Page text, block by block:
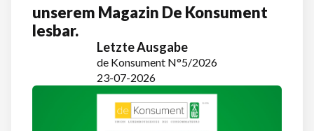
unserem Magazin De Konsument
lesbar.
Letzte Ausgabe
de Konsument N°5/2026
23-07-2026